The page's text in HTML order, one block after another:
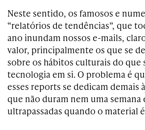
Neste sentido, os famosos e
“relatórios de tendências”, que
ano inundam nossos e-mails,
valor, principalmente os que se
sobre os hábitos culturais do que
tecnologia em si. O problema é
esses reports se dedicam demais
que não duram nem uma semana
ultrapassadas quando o material